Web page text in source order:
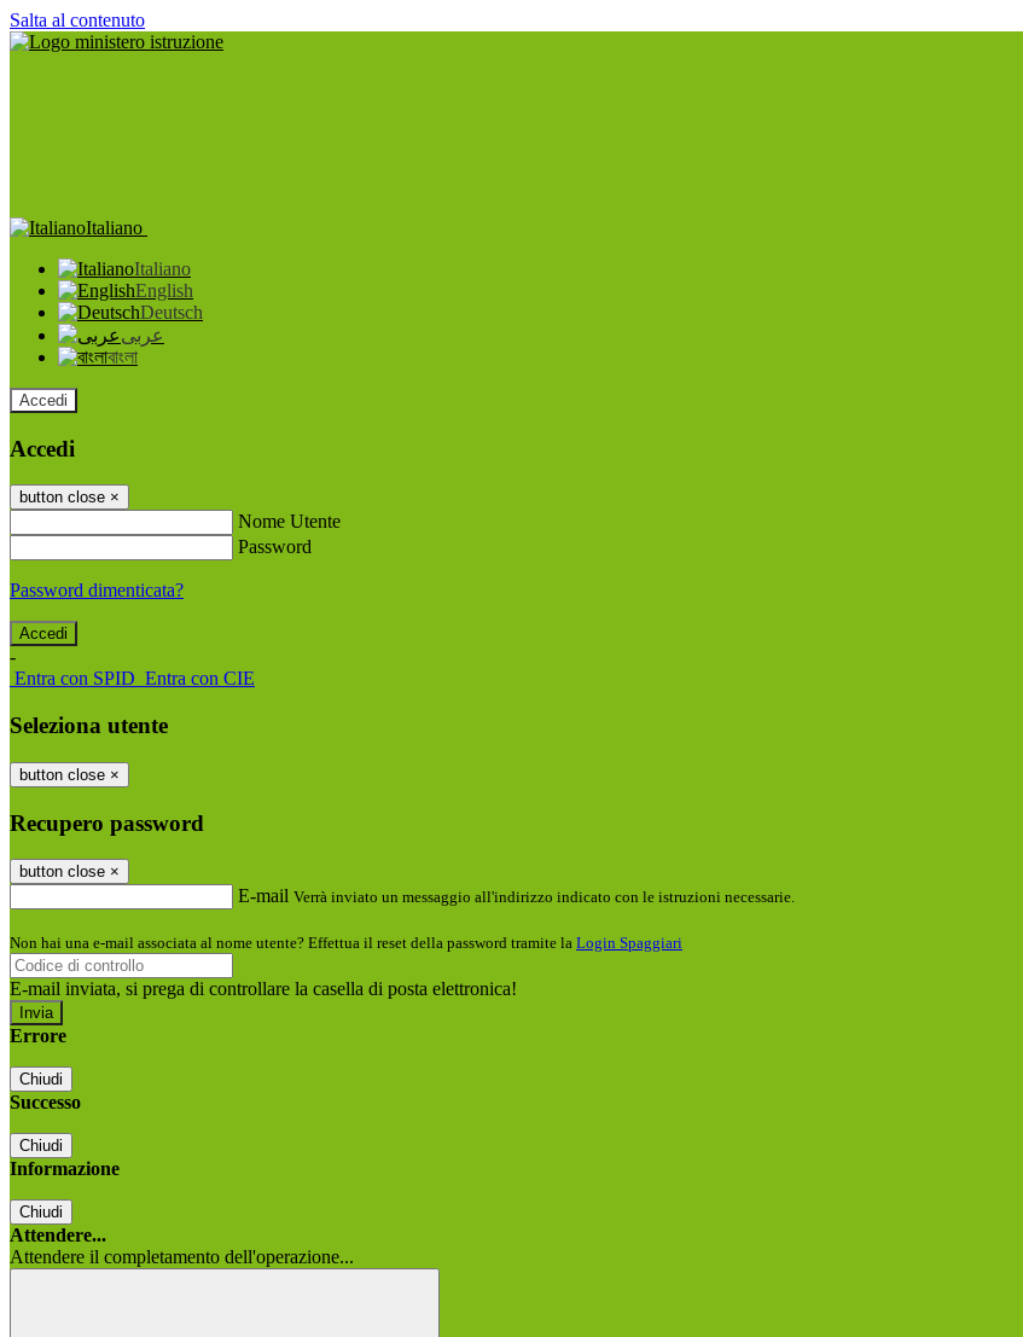
Salta al contenuto
Italiano
Italiano
English
Deutsch
عربى
বাংলা
Accedi
Accedi
button close ×
Nome Utente
Password
Password dimenticata?
-
Entra con SPID Entra con CIE
Seleziona utente
button close ×
Recupero password
button close ×
E-mail Verrà inviato un messaggio all'indirizzo indicato con le istruzioni necessarie.
Non hai una e-mail associata al nome utente? Effettua il reset della password tramite la Login Spaggiari
E-mail inviata, si prega di controllare la casella di posta elettronica!
Errore
Chiudi
Successo
Chiudi
Informazione
Chiudi
Attendere...
Attendere il completamento dell'operazione...